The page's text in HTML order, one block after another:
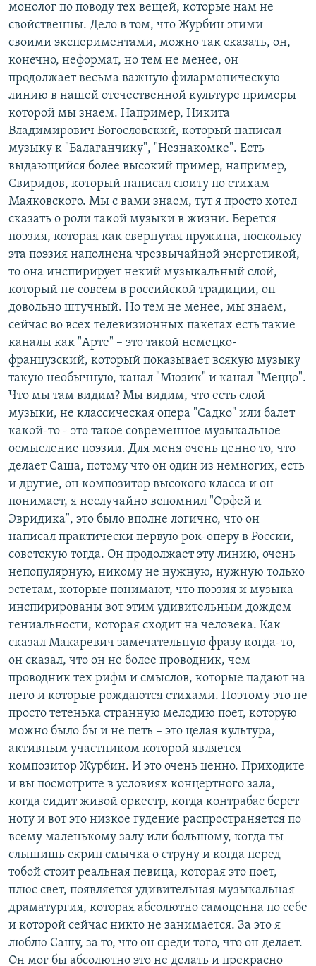
монолог по поводу тех вещей, которые нам не
свойственны. Дело в том, что Журбин этими
своими экспериментами, можно так сказать, он,
конечно, неформат, но тем не менее, он
продолжает весьма важную филармоническую
линию в нашей отечественной культуре примеры
которой мы знаем. Например, Никита
Владимирович Богословский, который написал
музыку к "Балаганчику", "Незнакомке". Есть
выдающийся более высокий пример, например,
Свиридов, который написал сюиту по стихам
Маяковского. Мы с вами знаем, тут я просто хотел
сказать о роли такой музыки в жизни. Берется
поэзия, которая как свернутая пружина, поскольку
эта поэзия наполнена чрезвычайной энергетикой,
то она инспирирует некий музыкальный слой,
который не совсем в российской традиции, он
довольно штучный. Но тем не менее, мы знаем,
сейчас во всех телевизионных пакетах есть такие
каналы как "Арте" – это такой немецко-
французский, который показывает всякую музыку
такую необычную, канал "Мюзик" и канал "Меццо".
Что мы там видим? Мы видим, что есть слой
музыки, не классическая опера "Садко" или балет
какой-то - это такое современное музыкальное
осмысление поэзии. Для меня очень ценно то, что
делает Саша, потому что он один из немногих, есть
и другие, он композитор высокого класса и он
понимает, я неслучайно вспомнил "Орфей и
Эвридика", это было вполне логично, что он
написал практически первую рок-оперу в России,
советскую тогда. Он продолжает эту линию, очень
непопулярную, никому не нужную, нужную только
эстетам, которые понимают, что поэзия и музыка
инспирированы вот этим удивительным дождем
гениальности, которая сходит на человека. Как
сказал Макаревич замечательную фразу когда-то,
он сказал, что он не более проводник, чем
проводник тех рифм и смыслов, которые падают на
него и которые рождаются стихами. Поэтому это не
просто тетенька странную мелодию поет, которую
можно было бы и не петь – это целая культура,
активным участником которой является
композитор Журбин. И это очень ценно. Приходите
и вы посмотрите в условиях концертного зала,
когда сидит живой оркестр, когда контрабас берет
ноту и вот это низкое гудение распространяется по
всему маленькому залу или большому, когда ты
слышишь скрип смычка о струну и когда перед
тобой стоит реальная певица, которая это поет,
плюс свет, появляется удивительная музыкальная
драматургия, которая абсолютно самоценна по себе
и которой сейчас никто не занимается. За это я
люблю Сашу, за то, что он среди того, что он делает.
Он мог бы абсолютно это не делать и прекрасно